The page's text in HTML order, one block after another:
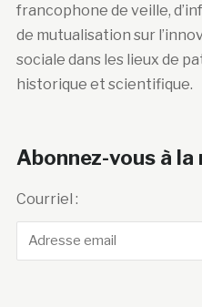
francophone de veille,
de mutualisation sur
sociale dans les lieux de
historique et scientifique.
Abonnez-vous à
Courriel :